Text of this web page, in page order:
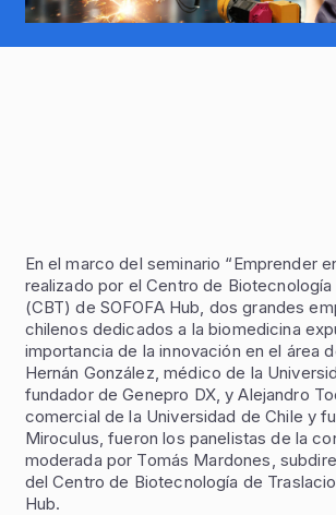
En el marco del seminario “Emprender
realizado por el Centro de Biotecnología
(CBT) de SOFOFA Hub, dos grandes
chilenos dedicados a la biomedicina
importancia de la innovación en el área
Hernán González, médico de la
fundador de Genepro DX, y Alejandro
comercial de la Universidad de Chile y
Miroculus, fueron los panelistas de la
moderada por Tomás Mardones,
del Centro de Biotecnología de
Hub.